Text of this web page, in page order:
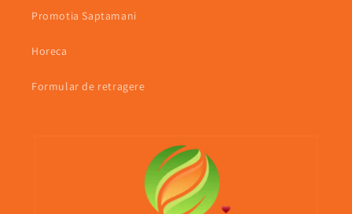
Promotia Saptamani
Horeca
Formular de retragere